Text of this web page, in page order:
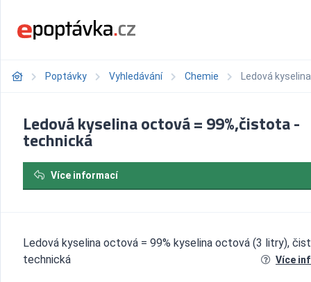
Poptávky Vyhledávání Chemie Ledová
Ledová kyselina octová = 99%,čistota -
technická
Více informací
Ledová kyselina octová = 99% kyselina octová (3 litry),
technická
Více